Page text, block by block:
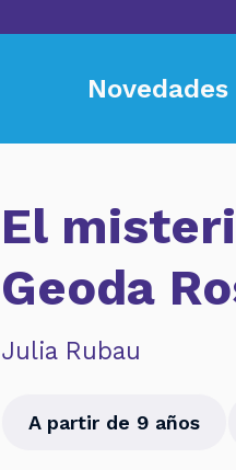
Novedades
El
Geoda
Julia Rubau
A partir de 9 años